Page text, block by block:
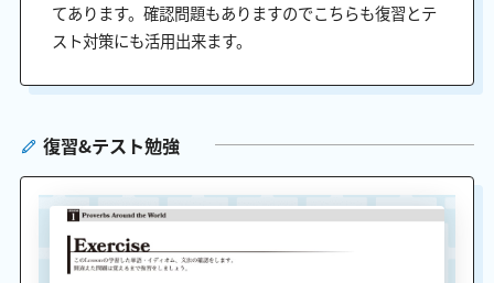
てあります。確認問題もありますのでこちらも復習とテ
スト対策にも活用出来ます。
復習&テスト勉強